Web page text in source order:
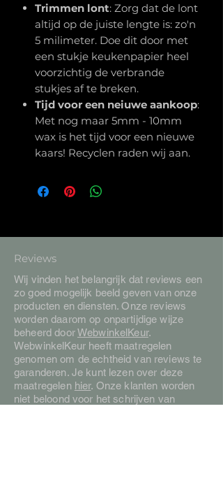
Trimmen lont: Zorg dat de lont
altijd op de juiste lengte is: zo'n
5 milimeter. Doe dit door met
een stukje keukenpapier heel
voorzichtig de verbrande
stukjes af te breken.
Tijd voor een neiuwe aankoop:
Met nog maar 5mm - 10mm
wax is het tijd voor een nieuwe
kaars! Recyclen raden wij aan.
Reviews
Wij vinden het belangrijk dat reviews een
zo goed mogelijk beeld geven van onze
producten en diensten. Onze reviews
worden daarom op onpartijdige wijze
beheerd doorWebwinkelKeur.
WebwinkelKeur heeft maatregelen
genomen om de echtheid van reviews te
garanderen. Je kunt lezen over deze
maatregelen hier. Onze klanten worden
niet beloond voor het schrijven van